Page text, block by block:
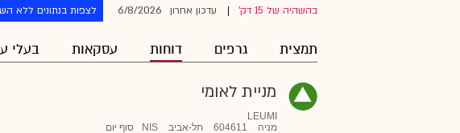
בהשהיה של 15 דק' עדכון אחרון 6/8/2026 לצפות בנתונים ללא
תמצית גרפים דוחות עסקאות בעלי
מניית לאומי
LEUMI
מניה
604611 תל-אביב NIS סוף יום